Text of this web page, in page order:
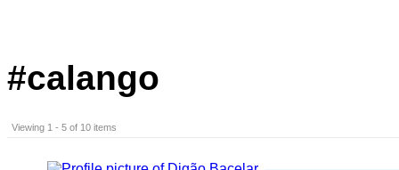
#calango
Viewing 1 - 5 of 10 items